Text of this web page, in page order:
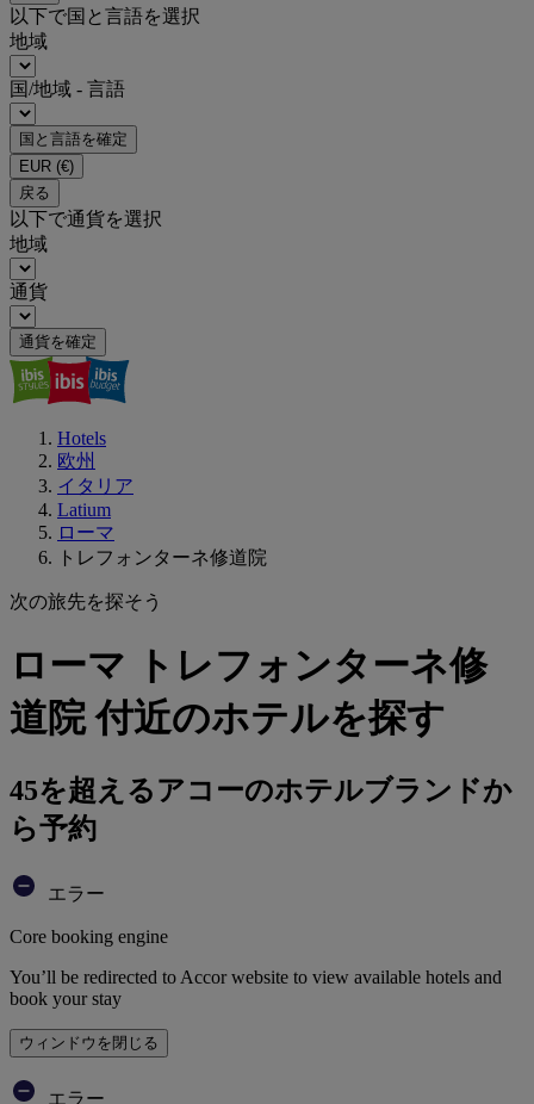
以下で国と言語を選択
地域
国/地域 - 言語
国と言語を確定
EUR (€)
戻る
以下で通貨を選択
地域
通貨
通貨を確定
Hotels
欧州
イタリア
Latium
ローマ
トレフォンターネ修道院
次の旅先を探そう
ローマ トレフォンターネ修
道院 付近のホテルを探す
45を超えるアコーのホテルブランドか
ら予約
エラー
Core booking engine
You’ll be redirected to Accor website to view available hotels and
book your stay
ウィンドウを閉じる
エラー